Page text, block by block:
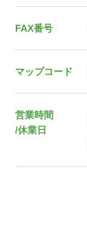
FAX番号
マップコード
営業時間
/休業日